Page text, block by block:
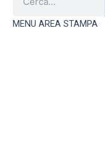
MENU AREA STAMPA